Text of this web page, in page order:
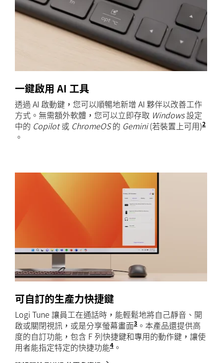
一鍵啟用 AI 工具
透過 AI 啟動鍵，您可以順暢地新增 AI 夥伴以改善工作
方式。無需額外軟體，您可以立即存取 Windows設定
中的 Copilot或 ChromeOS的 Gemini(若裝置上可用)2
。
可自訂的生產力快捷鍵
Logi Tune 讓員工在通話時，能輕鬆地將自己靜音、開
啟或關閉視訊，或是分享螢幕畫面3 會議控制鍵需要安裝
。本產品還提供高
度的自訂功能，包含 F 列快捷鍵和專用的動作鍵，讓使
用者能指定特定的快捷功能4 透過安裝 Logi Tune 或 Logi
。